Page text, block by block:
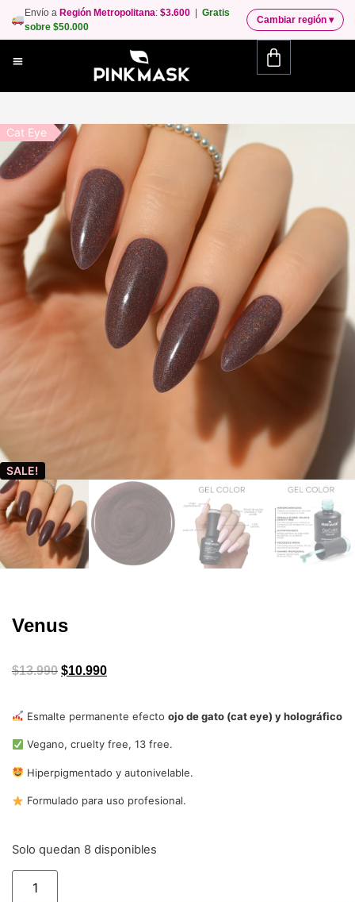
Envío a Región Metropolitana:$3.600 |Gratis
sobre $50.000
Cambiar región ▾
Cat Eye
SALE!
Venus
$13.990 $10.990
Esmalte permanente efecto ojo de gato (cat eye) y holográfico
Vegano, cruelty free, 13 free.
Hiperpigmentado y autonivelable.
Formulado para uso profesional.
Solo quedan 8 disponibles